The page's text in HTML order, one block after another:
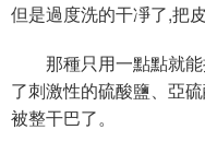
但是過度洗的干凈了,把
那種只用一點點就能
了刺激性的硫酸鹽、亞
被整干巴了。